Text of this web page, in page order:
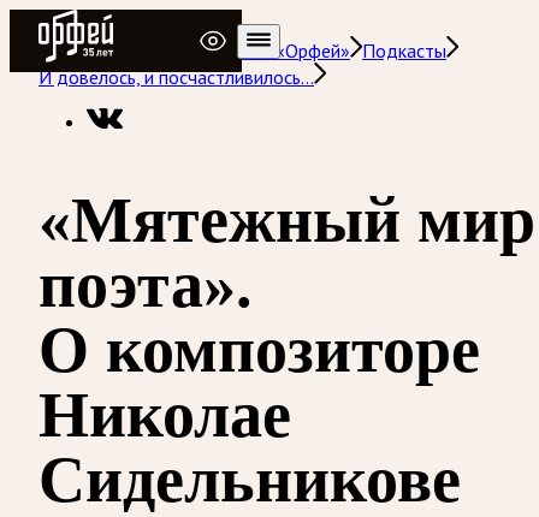
Радио Орфей
Радио классической музыки «Орфей» Подкасты
И довелось, и посчастливилось…
«Мятежный мир
поэта».
О композиторе
Николае
Сидельникове